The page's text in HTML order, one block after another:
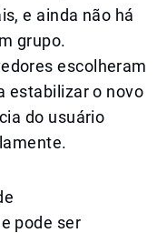
e ainda não há
grupo.
escolheram
estabilizar o novo
do usuário
pode ser